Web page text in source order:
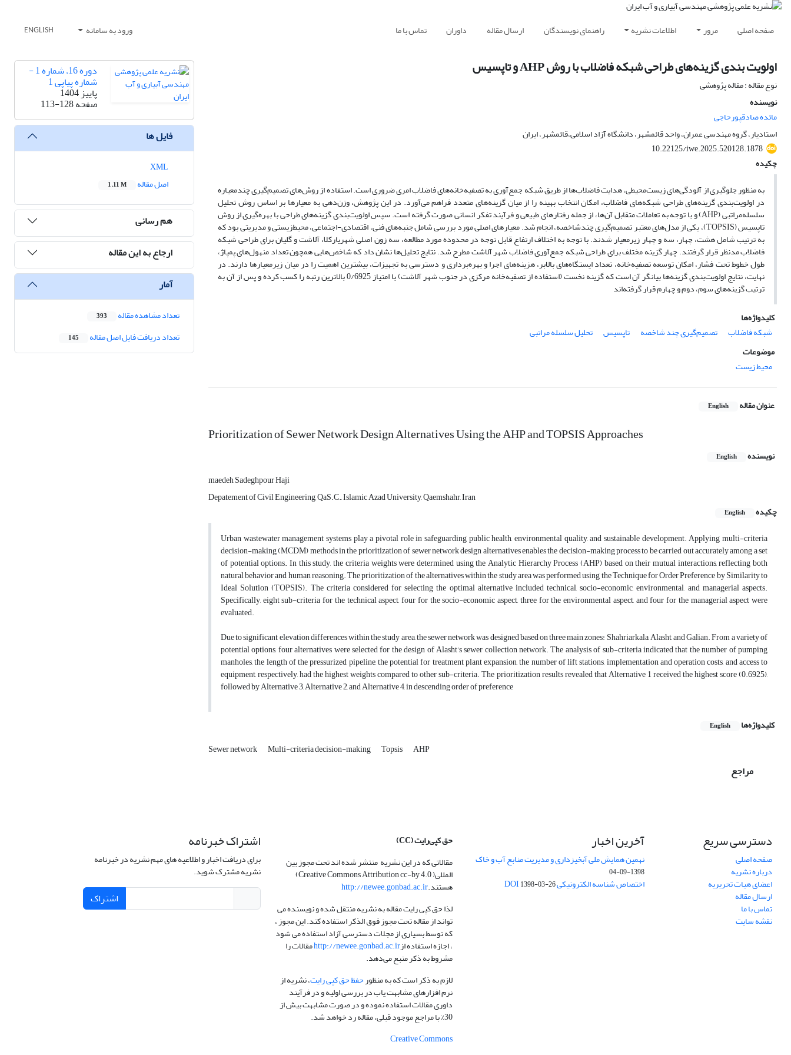
صفحه اصلی مرور اطلاعات نشریه راهنمای نویسندگان ارسال مقاله داوران تماس با ما ورود به سامانه ENGLISH
اولویت بندی گزینه‌های طراحی شبکه فاضلاب با روش AHP و تاپسیس
نوع مقاله : مقاله پژوهشی
نویسنده
مائده صادقپورحاجی
استادیار، گروه مهندسی عمران، واحد قائمشهر، دانشگاه آزاد اسلامی،قائمشهر، ایران
10.22125/iwe.2025.520128.1878
چکیده
به منظور جلوگیری از آلودگی‌های زیست‌محیطی، هدایت فاضلاب‌ها از طریق شبکه جمع‌آوری به تصفیه‌خانه‌های فاضلاب امری ضروری است. استفاده از روش‌های تصمیم‌گیری چندمعیاره
در اولویت‌بندی گزینه‌های طراحی شبکه‌های فاضلاب، امکان انتخاب بهینه را از میان گزینه‌های متعدد فراهم می‌آورد. در این پژوهش، وزن‌دهی به معیارها بر اساس روش تحلیل
سلسله‌مراتبی (AHP) و با توجه به تعاملات متقابل آن‌ها، از جمله رفتارهای طبیعی و فرآیند تفکر انسانی صورت گرفته است. سپس اولویت‌بندی گزینه‌های طراحی با بهره‌گیری از روش
تاپسیس (TOPSIS)، یکی از مدل‌های معتبر تصمیم‌گیری چندشاخصه، انجام شد. معیارهای اصلی مورد بررسی شامل جنبه‌های فنی، اقتصادی-اجتماعی، محیط‌زیستی و مدیریتی بود که
به ترتیب شامل هشت، چهار، سه و چهار زیرمعیار شدند. با توجه به اختلاف ارتفاع قابل توجه در محدوده مورد مطالعه، سه زون اصلی شهریارکلا، آلاشت و گلیان برای طراحی شبکه
فاضلاب مدنظر قرار گرفتند. چهار گزینه مختلف برای طراحی شبکه جمع‌آوری فاضلاب شهر آلاشت مطرح شد. نتایج تحلیل‌ها نشان داد که شاخص‌هایی همچون تعداد منهول‌های پمپاژ،
طول خطوط تحت فشار، امکان توسعه تصفیه‌خانه، تعداد ایستگاه‌های بالابر، هزینه‌های اجرا و بهره‌برداری و دسترسی به تجهیزات، بیشترین اهمیت را در میان زیرمعیارها دارند. در
نهایت، نتایج اولویت‌بندی گزینه‌ها بیانگر آن است که گزینه نخست (استفاده از تصفیه‌خانه مرکزی در جنوب شهر آلاشت) با امتیاز 0/6925 بالاترین رتبه را کسب کرده و پس از آن به
ترتیب گزینه‌های سوم، دوم و چهارم قرار گرفته‌اند
کلیدواژه‌ها
شبکه فاضلاب
تصمیم‌گیری چند شاخصه تاپسیس
تحلیل سلسله مراتبی
موضوعات
محیط زیست
عنوان مقاله English
Prioritization of Sewer Network Design Alternatives Using the AHP and TOPSIS Approaches
نویسنده English
maedeh Sadeghpour Haji
Depatement of Civil Engineering, QaS.C., Islamic Azad University, Qaemshahr, Iran
چکیده
English
Urban wastewater management systems play a pivotal role in safeguarding public health, environmental quality, and sustainable development. Applying multi-criteria
decision-making (MCDM) methods in the prioritization of sewer network design alternatives enables the decision-making process to be carried out accurately among a set
of potential options. In this study, the criteria weights were determined using the Analytic Hierarchy Process (AHP) based on their mutual interactions, reflecting both
natural behavior and human reasoning. The prioritization of the alternatives within the study area was performed using the Technique for Order Preference by Similarity to
Ideal Solution (TOPSIS). The criteria considered for selecting the optimal alternative included technical, socio-economic, environmental, and managerial aspects.
Specifically, eight sub-criteria for the technical aspect, four for the socio-economic aspect, three for the environmental aspect, and four for the managerial aspect were
evaluated.
Due to significant elevation differences within the study area, the sewer network was designed based on three main zones: Shahriarkala, Alasht, and Galian. From a variety of
potential options, four alternatives were selected for the design of Alasht’s sewer collection network. The analysis of sub-criteria indicated that the number of pumping
manholes, the length of the pressurized pipeline, the potential for treatment plant expansion, the number of lift stations, implementation and operation costs, and access to
equipment, respectively, had the highest weights compared to other sub-criteria. The prioritization results revealed that Alternative 1 received the highest score (0.6925),
followed by Alternative 3, Alternative 2, and Alternative 4, in descending order of preference
کلیدواژه‌ها English
Sewer network Multi-criteria decision-making Topsis AHP
مراجع
دوره 16، شماره 1 -
شماره پیاپی 1
پاییز 1404
صفحه113-128
فایل ها
اصل مقاله
1.11 M
هم رسانی
ارجاع به این مقاله
آمار
تعداد مشاهده مقاله 393
تعداد دریافت فایل اصل مقاله 145
دسترسی سریع
صفحه اصلی
درباره نشریه
اعضای هیات تحریریه
ارسال مقاله
تماس با ما
نقشه سایت
آخرین اخبار
نهمین همایش ملی آبخیزداری و مدیریت منابع آب و خاک
1398-09-04
اختصاص شناسه الکترونیکی DOI1398-03-26
حق کپی‌رایت(CC)
مقالاتی که در این نشریه منتشر شده اند تحت مجوز بین
المللی( Creative Commons Attribution cc-by 4.0)
هستند.http://newee.gonbad.ac.ir
لذا حق کپی رایت مقاله به نشریه منتقل شده و نویسنده می
تواند از مقاله تحت مجوز فوق الذکر استفاده کند. این مجوز ،
که توسط بسیاری از مجلات دسترسی آزاد استفاده می شود
، اجازه استفاده ازhttp://newee.gonbad.ac.irمقالات را
مشروط به ذکر منبع می‌دهد.
لازم به ذکر است که به منظورحفظ حق کپی رایت، نشریه از
نرم افزارهای مشابهت یاب در بررسی اولیه و در فرآیند
داوری مقالات استفاده نموده و در صورت مشابهت بیش از
30% با مراجع موجود قبلی، مقاله رد خواهد شد.
Creative Commons
اشتراک خبرنامه
برای دریافت اخبار و اطلاعیه های مهم نشریه در خبرنامه
نشریه مشترک شوید.
اشتراک